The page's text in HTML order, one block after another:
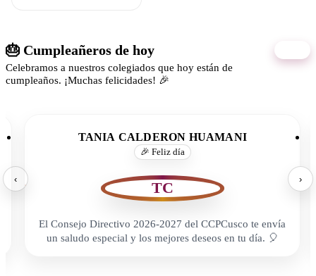
🎂 Cumpleañeros de hoy
Celebramos a nuestros colegiados que hoy están de
cumpleaños. ¡Muchas felicidades! 🎉
‹
TANIA CALDERON HUAMANI
🎉 Feliz día
TC
El Consejo Directivo 2026-2027 del CCPCusco te envía
un saludo especial y los mejores deseos en tu día. 🎈
›